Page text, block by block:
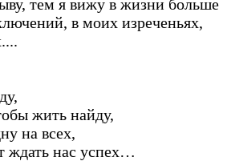
тем я вижу в жизни больше
в моих изреченьях,
жить найду,
на всех,
ждать нас успех…